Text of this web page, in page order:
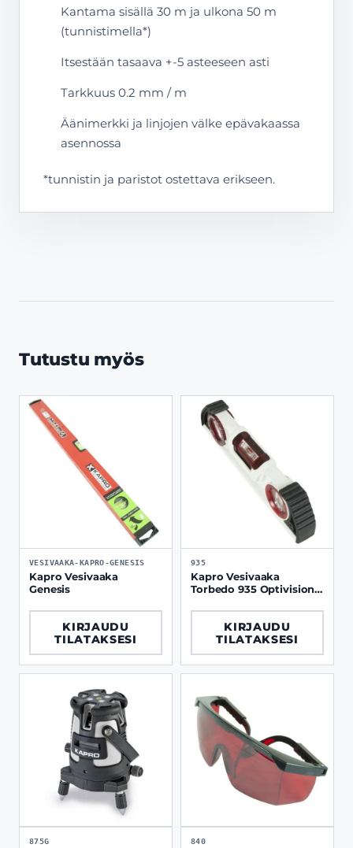
Kantama sisällä 30 m ja ulkona 50 m
(tunnistimella*)
Itsestään tasaava +-5 asteeseen asti
Tarkkuus 0.2 mm / m
Äänimerkki ja linjojen välke epävakaassa
asennossa
*tunnistin ja paristot ostettava erikseen.
Tutustu myös
VESIVAAKA-KAPRO-GENESIS
Kapro Vesivaaka
Genesis
KIRJAUDU
TILATAKSESI
935
Kapro Vesivaaka
Torbedo 935 Optivision
KIRJAUDU
TILATAKSESI
875G 840